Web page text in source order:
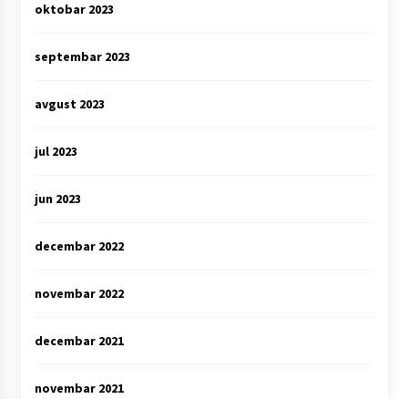
oktobar 2023
septembar 2023
avgust 2023
jul 2023
jun 2023
decembar 2022
novembar 2022
decembar 2021
novembar 2021